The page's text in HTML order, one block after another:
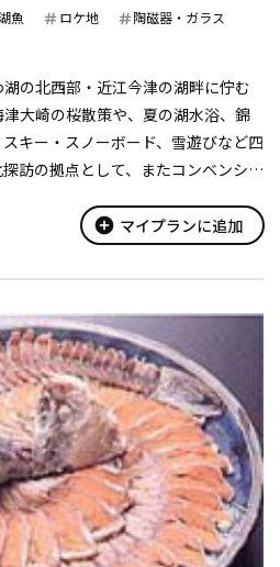
魚 ロケ地
陶磁器・ガラス
の北西部・近江今津の湖畔に佇む
大崎の桜散策や、夏の湖水浴、錦
キー・スノーボード、雪遊びなど四
訪の拠点として、またコンベンショ
add_circle マイプランに追加